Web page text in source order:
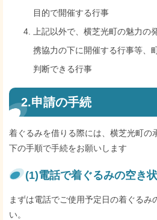
目的で開催する行事
上記以外で、横芝光町の魅力の
携協力の下に開催する行事等、
判断できる行事
2.申請の手続
着ぐるみを借りる際には、横芝光町の
下の手順で手続をお願いします
(1)電話で着ぐるみの空き
まずは電話でご使用予定日の着ぐるみ
い。